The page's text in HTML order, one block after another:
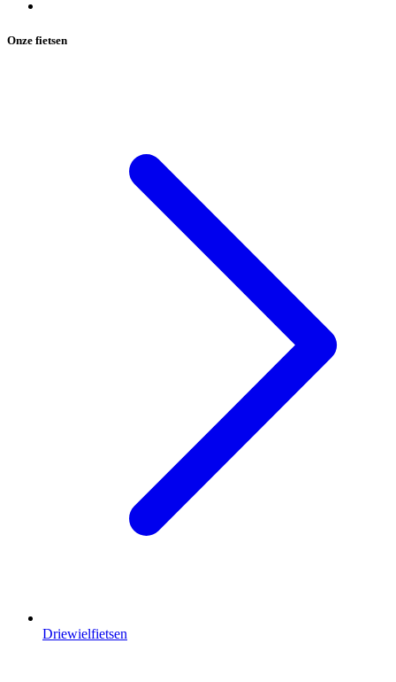
Onze fietsen
Driewielfietsen